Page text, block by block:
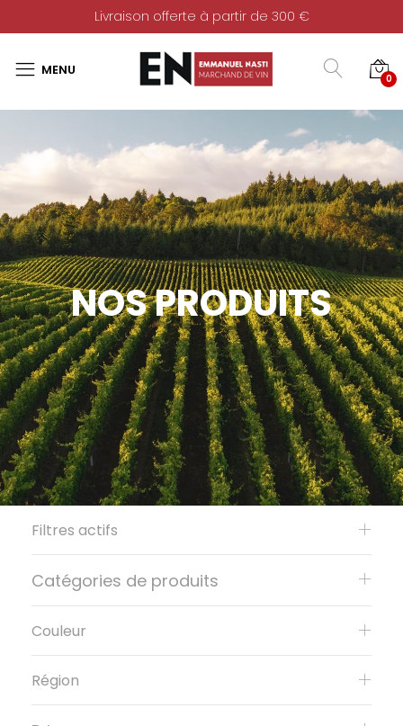
Livraison offerte à partir de 300 €
0
NOS PRODUITS
Filtres actifs
Catégories de produits
Couleur
Région